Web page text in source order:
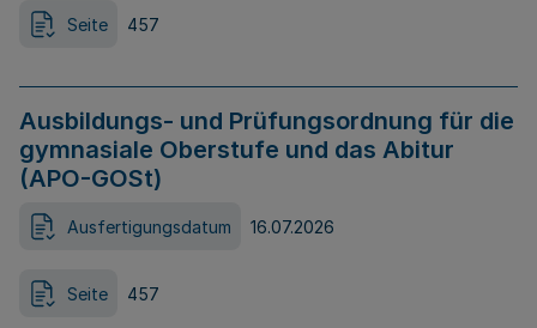
Seite 457
Ausbildungs- und Prüfungsordnung für die
gymnasiale Oberstufe und das Abitur
(APO-GOSt)
Ausfertigungsdatum 16.07.2026
Seite 457